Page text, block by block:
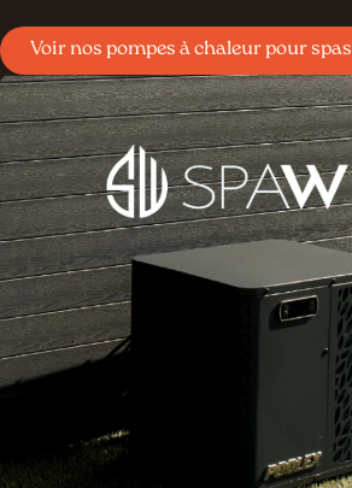
Voir nos pompes à chaleur pour spas